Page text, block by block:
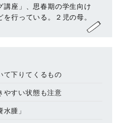
講座」、思春期の学生向け
行っている。２児の母。
て下りてくるもの
やすい状態も注意
腫」